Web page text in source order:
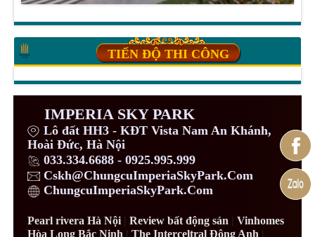
TIẾN ĐỘ THI CÔNG
IMPERIA SKY PARK
Lô đất HH3 - KĐT Vista Nam An Khánh,
Hoài Đức, Hà Nội
033.334.6688 - 0925.995.999
Cskh@ChungcuImperiaSkyPark.Com
ChungcuImperiaSkyPark.Com
Pearl rivera Hà Nội| Review bất động sản | Vinhomes
Hòa Long Bắc Ninh | The Interceltral Đông Anh |